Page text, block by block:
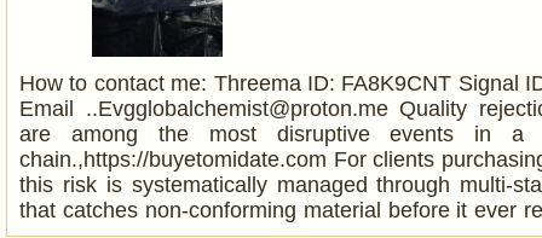
How to contact me: Threema ID: FA8K9CNT Signal
Email ..Evgglobalchemist@proton.me Quality
are among the most disruptive events in a
chain.,https://buyetomidate.com For clients
this risk is systematically managed through multi-
that catches non-conforming material before it ever